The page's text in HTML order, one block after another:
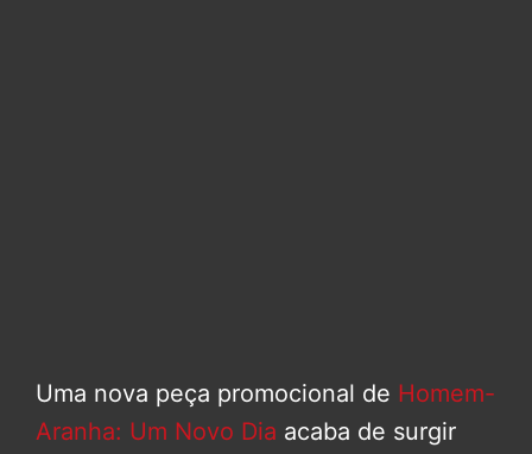
Uma nova peça promocional de Homem-
Aranha: Um Novo Dia acaba de surgir